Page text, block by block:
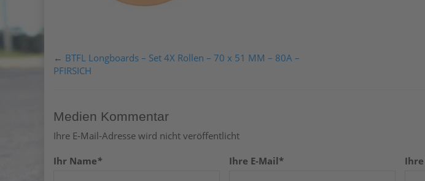
← BTFL Longboards – Set 4X Rollen – 70 x 51 MM – 80A –
PFIRSICH
Medien Kommentar
Ihre E-Mail-Adresse wird nicht veröffentlicht
Ihr Name* Ihre E-Mail*